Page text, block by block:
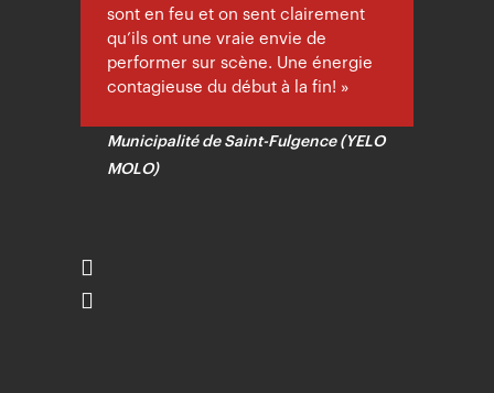
sont en feu et on sent clairement
qu’ils ont une vraie envie de
performer sur scène. Une énergie
contagieuse du début à la fin! »
Municipalité de Saint-Fulgence (YELO
MOLO)